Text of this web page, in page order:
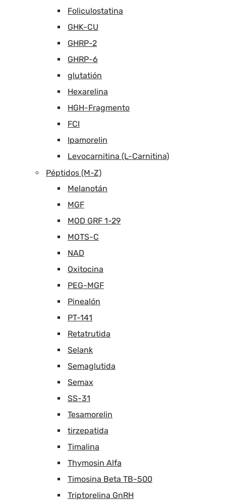
Foliculostatina
GHK-CU
GHRP-2
GHRP-6
glutatión
Hexarelina
HGH-Fragmento
FCI
Ipamorelin
Levocarnitina (L-Carnitina)
Péptidos (M-Z)
Melanotán
MGF
MOD GRF 1-29
MOTS-C
NAD
Oxitocina
PEG-MGF
Pinealón
PT-141
Retatrutida
Selank
Semaglutida
Semax
SS-31
Tesamorelin
tirzepatida
Timalina
Thymosin Alfa
Timosina Beta TB-500
Triptorelina GnRH